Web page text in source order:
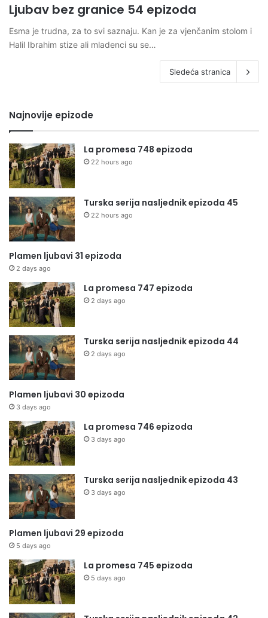
Ljubav bez granice 54 epizoda
Esma je trudna, za to svi saznaju. Kan je za vjenčanim stolom i
Halil Ibrahim stize ali mladenci su se…
Sledeća stranica
Najnovije epizode
La promesa 748 epizoda
22 hours ago
Turska serija nasljednik epizoda 45
22 hours ago
Plamen ljubavi 31 epizoda
2 days ago
La promesa 747 epizoda
2 days ago
Turska serija nasljednik epizoda 44
2 days ago
Plamen ljubavi 30 epizoda
3 days ago
La promesa 746 epizoda
3 days ago
Turska serija nasljednik epizoda 43
3 days ago
Plamen ljubavi 29 epizoda
5 days ago
La promesa 745 epizoda
5 days ago